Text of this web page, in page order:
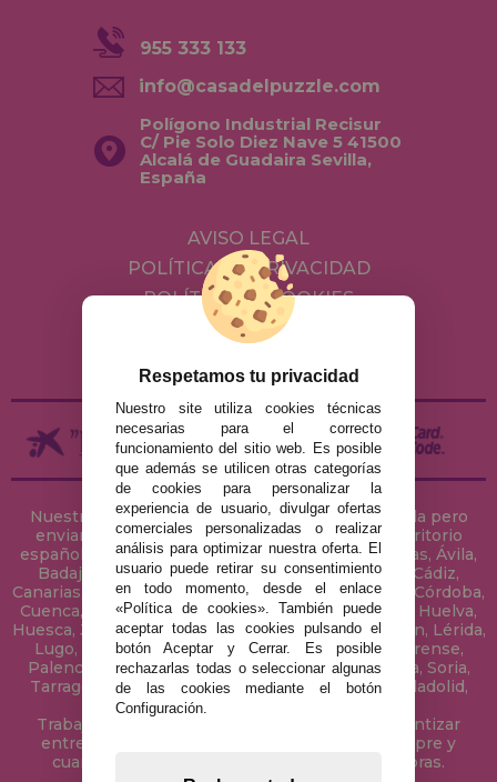
955 333 133
info@casadelpuzzle.com
Polígono Industrial Recisur
C/ Pie Solo Diez Nave 5 41500
Alcalá de Guadaira Sevilla,
España
AVISO LEGAL
POLÍTICA DE PRIVACIDAD
POLÍTICA DE COOKIES
ENVÍOS Y DEVOLUCIONES
Nuestra tienda de puzzles está ubicada en Sevilla pero
enviamos tus puzzles a cualquier ciudad del territorio
español: Álava, Albacete, Alicante, Almería, Asturias, Ávila,
Badajoz, Baleares, Barcelona, Burgos, Cáceres, Cádiz,
Canarias, Cantabria, Castellón, Ceuta, Ciudad Real, Córdoba,
Cuenca, Gerona, Granada, Guadalajara, Guipúzcoa, Huelva,
Huesca, Jaén, La Coruña, La Rioja, Las Palmas, Leon, Lérida,
Lugo, Madrid, Málaga, Melilla, Murcia, Navarra, Orense,
Palencia, Pontevedra, Salamanca, Segovia, Sevilla, Soria,
Tarragona, Tenerife, Teruel, Toledo, Valencia, Valladolid,
Vizcaya, Zamora y Zaragoza.
Trabajamos con Stocks permanentes para garantizar
entregas rápidas en territorio peninsular, siempre y
cuando el pedido se realice antes de las 18 horas.
Respetamos tu privacidad
Nuestro site utiliza cookies técnicas
necesarias para el correcto
funcionamiento del sitio web. Es posible
que además se utilicen otras categorías
de cookies para personalizar la
experiencia de usuario, divulgar ofertas
comerciales personalizadas o realizar
análisis para optimizar nuestra oferta. El
usuario puede retirar su consentimiento
en todo momento, desde el enlace
«Política de cookies». También puede
aceptar todas las cookies pulsando el
botón Aceptar y Cerrar. Es posible
rechazarlas todas o seleccionar algunas
de las cookies mediante el botón
Configuración.